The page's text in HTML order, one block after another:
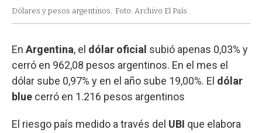
Dólares y pesos argentinos. Foto: Archivo El País
En Argentina, el dólar oficial subió apenas 0,03% y
cerró en 962,08 pesos argentinos. En el mes el
dólar sube 0,97% y en el año sube 19,00%. El dólar
blue cerró en 1.216 pesos argentinos
El riesgo país medido a través del UBI que elabora